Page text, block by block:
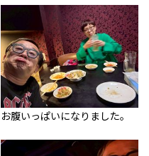
お腹いっぱいになりました。